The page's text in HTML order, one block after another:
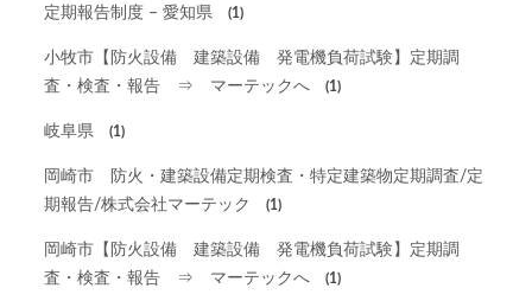
定期報告制度 – 愛知県 (1)
小牧市【防火設備 建築設備 発電機負荷試験】定期調
査・検査・報告 ⇒ マーテックへ
(1)
岐阜県 (1)
岡崎市 防火・建築設備定期検査・特定建築物定期調査/定
期報告/株式会社マーテック
(1)
岡崎市【防火設備 建築設備 発電機負荷試験】定期調
査・検査・報告 ⇒ マーテックへ
(1)